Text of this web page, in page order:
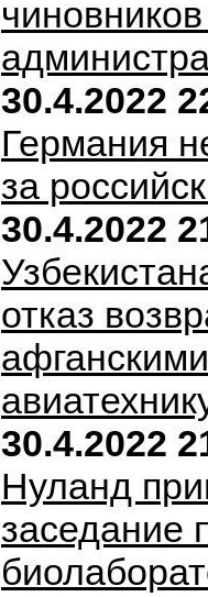
30.4.2022
Германия
за
30.4.2022
отказ
30.4.2022
Нуланд
заседание